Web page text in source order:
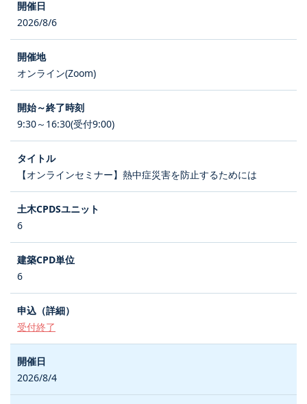
2026/8/6
オンライン(Zoom)
9:30～16:30(受付9:00)
【オンラインセミナー】熱中症災害を防止するためには
6
6
受付終了
2026/8/4